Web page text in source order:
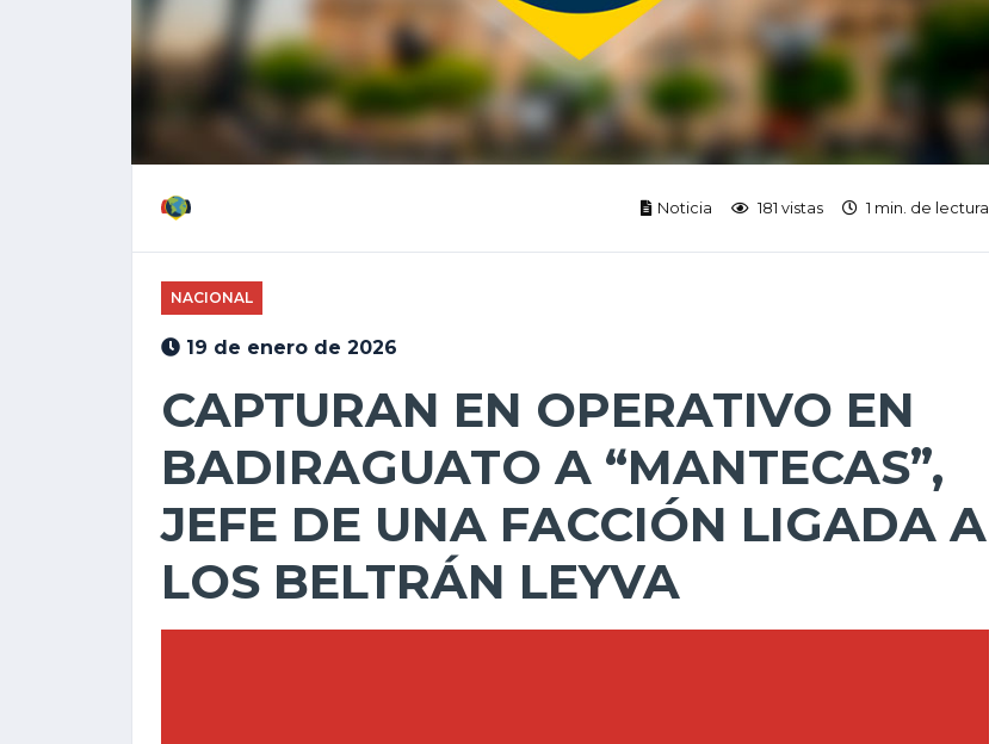
Noticia 181 vistas 1 min. de lectura
NACIONAL
19 de enero de 2026
CAPTURAN EN OPERATIVO EN
BADIRAGUATO A “MANTECAS”,
JEFE DE UNA FACCIÓN LIGADA A
LOS BELTRÁN LEYVA